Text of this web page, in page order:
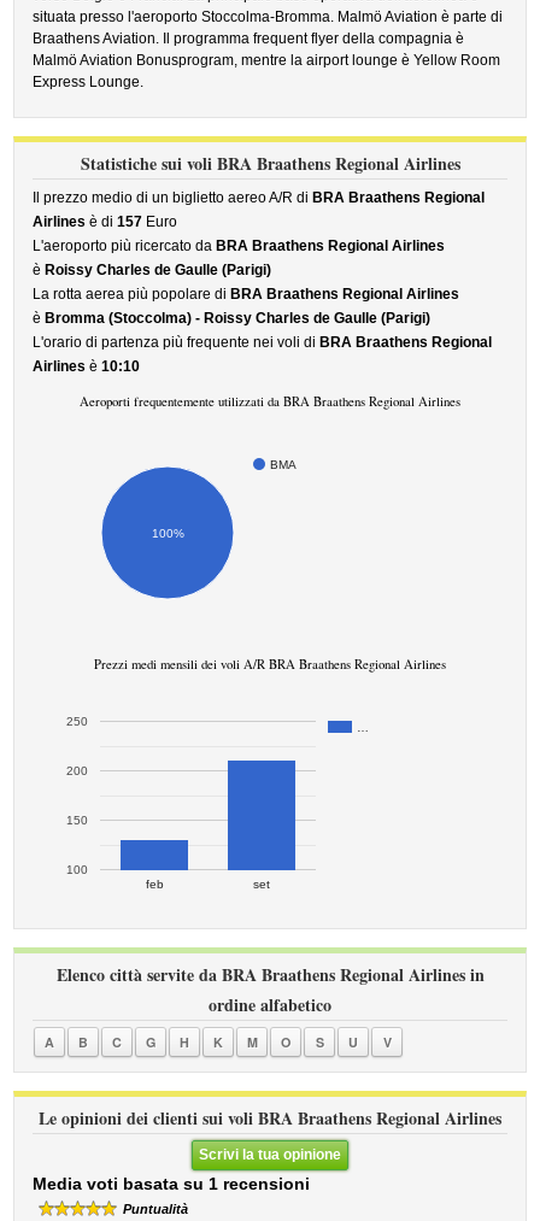
situata presso l'aeroporto Stoccolma-Bromma. Malmö Aviation è parte di
Braathens Aviation. Il programma frequent flyer della compagnia è
Malmö Aviation Bonusprogram, mentre la airport lounge è Yellow Room
Express Lounge.
Statistiche sui voli BRA Braathens Regional Airlines
Il prezzo medio di un biglietto aereo A/R di BRA Braathens Regional
Airlines è di157 Euro
L'aeroporto più ricercato da BRA Braathens Regional Airlines
è Roissy Charles de Gaulle (Parigi)
La rotta aerea più popolare di BRA Braathens Regional Airlines
è Bromma (Stoccolma) - Roissy Charles de Gaulle (Parigi)
L'orario di partenza più frequente nei voli di BRA Braathens Regional
Airlines è10:10
Aeroporti frequentemente utilizzati da BRA Braathens Regional Airlines
BMA
100%
Prezzi medi mensili dei voli A/R BRA Braathens Regional Airlines
feb set
100
150
200
250
Elenco città servite da BRA Braathens Regional Airlines in
ordine alfabetico
A B C G H K M O S U V
Le opinioni dei clienti sui voli BRA Braathens Regional Airlines
Scrivi la tua opinione
Media voti basata su 1 recensioni
Puntualità